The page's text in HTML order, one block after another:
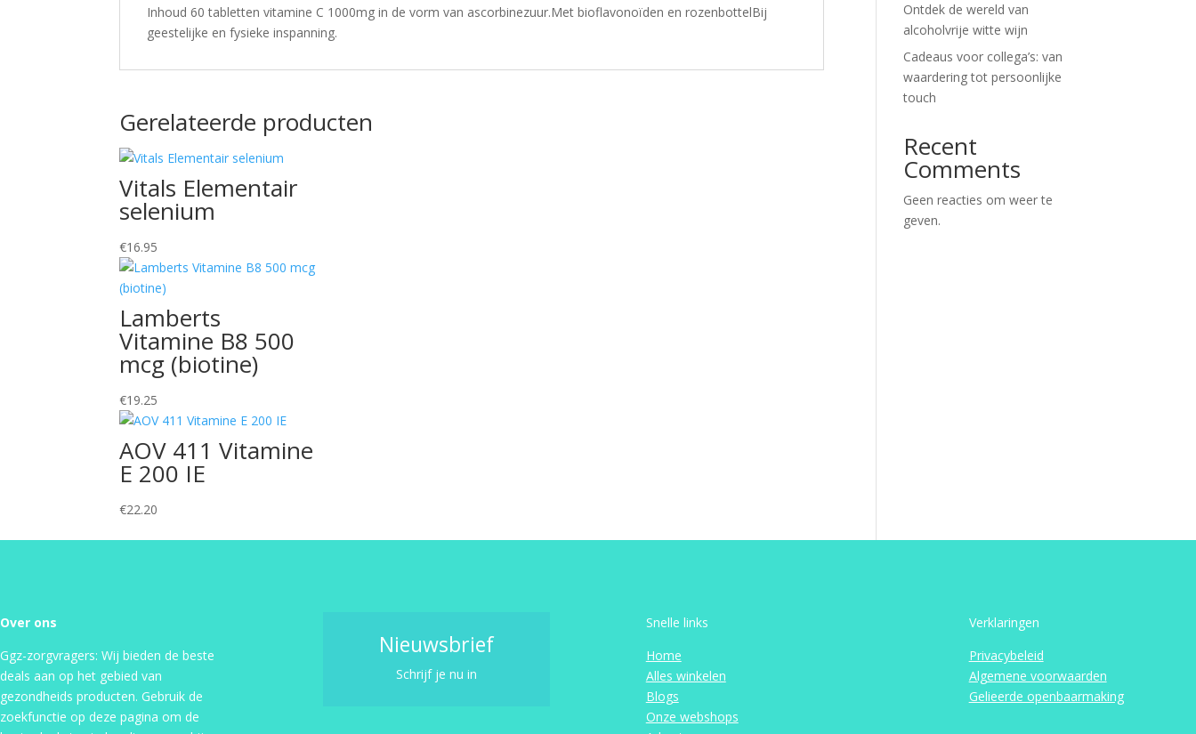
Inhoud 60 tabletten vitamine C 1000mg in de vorm van ascorbinezuur.Met bioflavonoïden en rozenbottelBij
geestelijke en fysieke inspanning.
Gerelateerde producten
Vitals Elementair
selenium
€16.95
Lamberts
Vitamine B8 500
mcg (biotine)
€19.25
AOV 411 Vitamine
E 200 IE
€22.20
Ontdek de wereld van
alcoholvrije witte wijn
Cadeaus voor collega’s: van
waardering tot persoonlijke
touch
Recent
Comments
Geen reacties om weer te
geven.
Over ons
Ggz-zorgvragers: Wij bieden de beste
deals aan op het gebied van
gezondheids producten. Gebruik de
zoekfunctie op deze pagina om de
Nieuwsbrief
Schrijf je nu in
Snelle links
Home
Alles winkelen
Blogs
Onze webshops
Verklaringen
Privacybeleid
Algemene voorwaarden
Gelieerde openbaarmaking